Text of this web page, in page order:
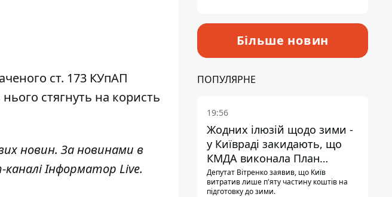
ст. 173 КУпАП
стягнуть на користь
новин. За новинами в
каналіІнформатор Live.
Більше новин
ПОПУЛЯРНЕ
19:56
Жодних ілюзій щодо зими -
у Київраді закидають, що
КМДА виконала План
стійкості на 20%
Депутат Вітренко заявив, що Київ
витратив лише п'яту частину коштів на
підготовку до зими.